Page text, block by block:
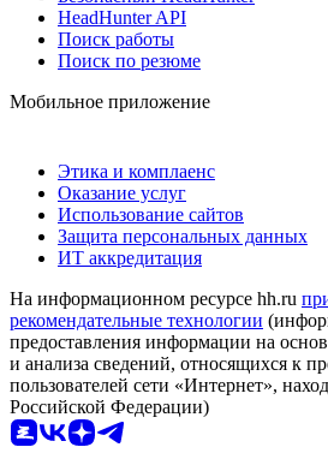
HeadHunter API
Поиск работы
Поиск по резюме
Мобильное приложение
Этика и комплаенс
Оказание услуг
Использование сайтов
Защита персональных данных
ИТ аккредитация
На информационном ресурсе hh.ru
рекомендательные технологии
предоставления информации на
и анализа сведений, относящихся к
пользователей сети «Интернет»,
Российской Федерации)